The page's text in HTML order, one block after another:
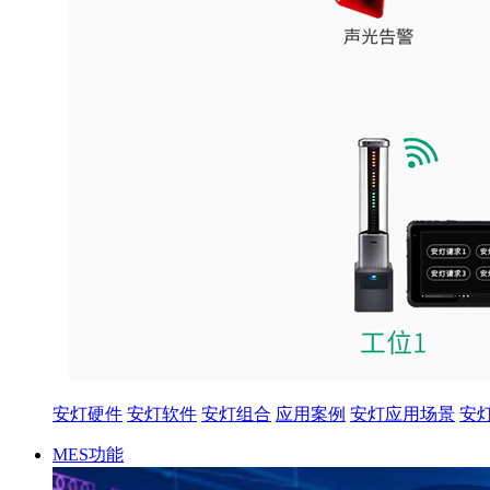
安灯硬件 安灯软件 安灯组合 应用案例 安灯应用场景 安
MES功能